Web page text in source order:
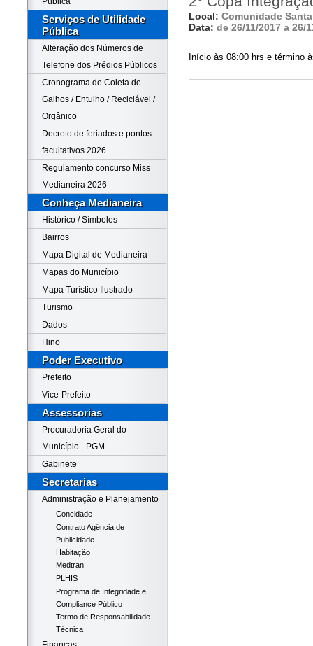
Serviços de Utilidade
Pública
Alteração dos Números de
Telefone dos Prédios Públicos
Cronograma de Coleta de
Galhos / Entulho / Reciclável /
Orgânico
Decreto de feriados e pontos
facultativos 2026
Regulamento concurso Miss
Medianeira 2026
Conheça Medianeira
Histórico / Símbolos
Bairros
Mapa Digital de Medianeira
Mapas do Município
Mapa Turístico Ilustrado
Turismo
Dados
Hino
Poder Executivo
Prefeito
Vice-Prefeito
Assessorias
Procuradoria Geral do
Município - PGM
Gabinete
Secretarias
Administração e Planejamento
Concidade
Contrato Agência de
Publicidade
Habitação
Medtran
PLHIS
Programa de Integridade e
Compliance Público
Termo de Responsabilidade
Técnica
Local: Comunidade
Data: de 26/11/2017 a 26/
Início às 08:00 hrs e término